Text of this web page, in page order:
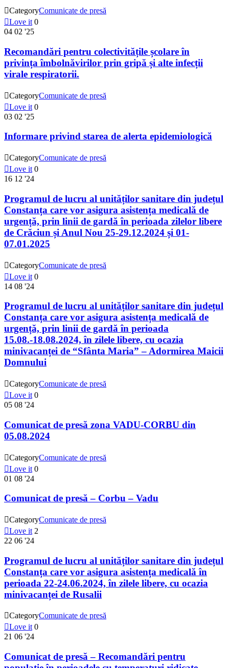
CategoryComunicate de presă
Love it 0
04 02 '25
Recomandări pentru colectivitățile școlare în
privința îmbolnăvirilor prin gripă și alte infecții
virale respiratorii.
CategoryComunicate de presă
Love it 0
03 02 '25
Informare privind starea de alerta epidemiologică
CategoryComunicate de presă
Love it 0
16 12 '24
Programul de lucru al unităților sanitare din județul
Constanța care vor asigura asistența medicală de
urgență, prin linii de gardă în perioada zilelor libere
de Crăciun și Anul Nou 25-29.12.2024 și 01-
07.01.2025
CategoryComunicate de presă
Love it 0
14 08 '24
Programul de lucru al unităților sanitare din județul
Constanța care vor asigura asistența medicală de
urgență, prin linii de gardă în perioada
15.08.-18.08.2024, în zilele libere, cu ocazia
minivacanței de “Sfânta Maria” – Adormirea Maicii
Domnului
CategoryComunicate de presă
Love it 0
05 08 '24
Comunicat de presă zona VADU-CORBU din
05.08.2024
CategoryComunicate de presă
Love it 0
01 08 '24
Comunicat de presă – Corbu – Vadu
CategoryComunicate de presă
Love it 2
22 06 '24
Programul de lucru al unităților sanitare din județul
Constanța care vor asigura asistența medicală în
perioada 22-24.06.2024, în zilele libere, cu ocazia
minivacanței de Rusalii
CategoryComunicate de presă
Love it 0
21 06 '24
Comunicat de presă – Recomandări pentru